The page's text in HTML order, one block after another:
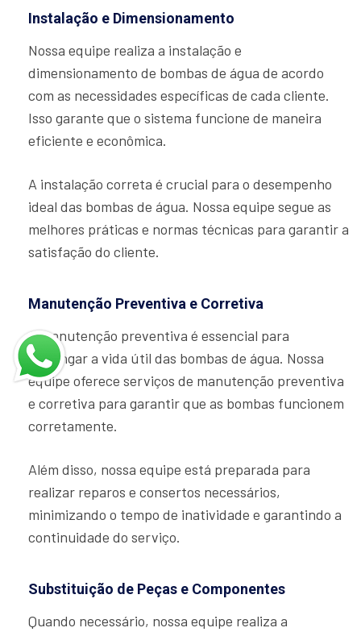
Instalação e Dimensionamento
Nossa equipe realiza a instalação e
dimensionamento de bombas de água de acordo
com as necessidades específicas de cada cliente.
Isso garante que o sistema funcione de maneira
eficiente e econômica.
A instalação correta é crucial para o desempenho
ideal das bombas de água. Nossa equipe segue as
melhores práticas e normas técnicas para garantir a
satisfação do cliente.
Manutenção Preventiva e Corretiva
A manutenção preventiva é essencial para
prolongar a vida útil das bombas de água. Nossa
equipe oferece serviços de manutenção preventiva
e corretiva para garantir que as bombas funcionem
corretamente.
Além disso, nossa equipe está preparada para
realizar reparos e consertos necessários,
minimizando o tempo de inatividade e garantindo a
continuidade do serviço.
Substituição de Peças e Componentes
Quando necessário, nossa equipe realiza a